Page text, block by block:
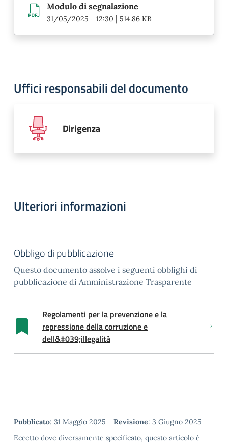
Modulo di segnalazione
31/05/2025 - 12:30 | 514.86 KB
Uffici responsabili del documento
Dirigenza
Ulteriori informazioni
Obbligo di pubblicazione
Questo documento assolve i seguenti obblighi di
pubblicazione di Amministrazione Trasparente
Regolamenti per la prevenzione e la
repressione della corruzione e
dell&#039;illegalità
Metadata
Pubblicato: 31 Maggio 2025 - Revisione: 3 Giugno 2025
Eccetto dove diversamente specificato, questo articolo è